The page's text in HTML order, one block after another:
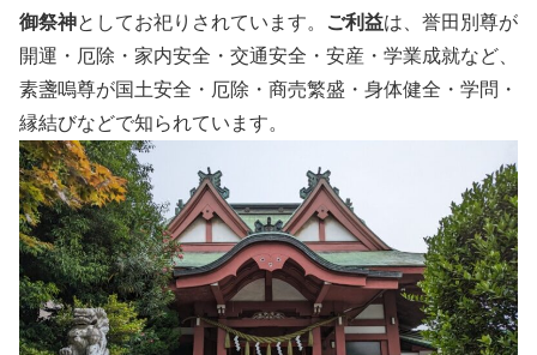
御祭神としてお祀りされています。 ご利益は、誉田別尊が
開運・厄除・家内安全・交通安全・安産・学業成就など、
素盞嗚尊が国土安全・厄除・商売繁盛・身体健全・学問・
縁結びなどで知られています。